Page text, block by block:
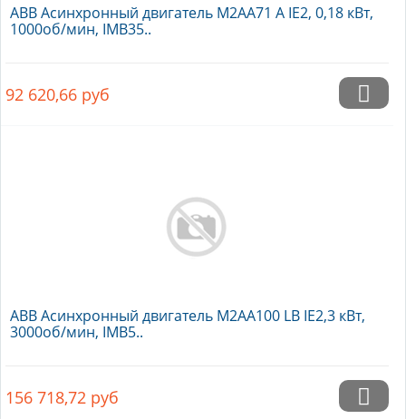
ABB Асинхронный двигатель M2AA71 A IE2, 0,18 кВт,
1000об/мин, IMB35..
92 620,66 руб
ABB Асинхронный двигатель M2AA100 LB IE2,3 кВт,
3000об/мин, IMB5..
156 718,72 руб